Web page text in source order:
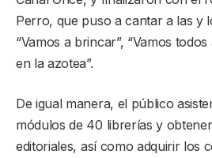
Perro, que puso a cantar a las y
“Vamos a brincar”, “Vamos
en la azotea”.
De igual manera, el público
módulos de 40 librerías y
editoriales, así como adquirir los